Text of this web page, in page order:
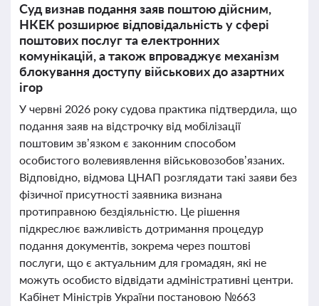
Суд визнав подання заяв поштою дійсним,
НКЕК розширює відповідальність у сфері
поштових послуг та електронних
комунікацій, а також впроваджує механізм
блокування доступу військових до азартних
ігор
У червні 2026 року судова практика підтвердила, що
подання заяв на відстрочку від мобілізації
поштовим зв’язком є законним способом
особистого волевиявлення військовозобов’язаних.
Відповідно, відмова ЦНАП розглядати такі заяви без
фізичної присутності заявника визнана
протиправною бездіяльністю. Це рішення
підкреслює важливість дотримання процедур
подання документів, зокрема через поштові
послуги, що є актуальним для громадян, які не
можуть особисто відвідати адміністративні центри.
Кабінет Міністрів України постановою №663